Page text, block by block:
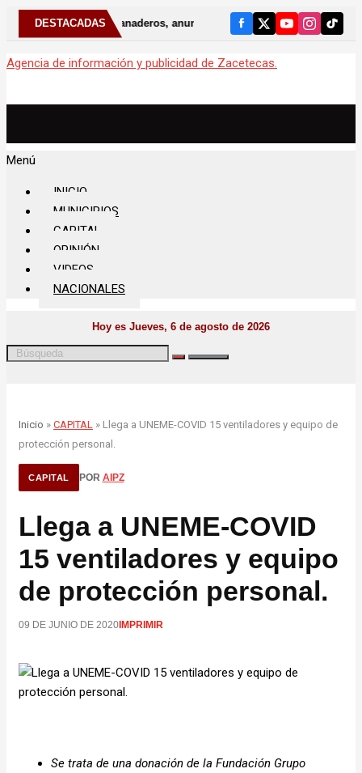
DESTACADAS
anuncia Gobernador David Monreal nueva etapa para
Agencia de información y publicidad de Zacetecas.
Menú
INICIO
MUNICIPIOS
CAPITAL
OPINIÓN
VIDEOS
NACIONALES
Hoy es Jueves, 6 de agosto de 2026
Inicio » CAPITAL » Llega a UNEME-COVID 15 ventiladores y equipo de
protección personal.
CAPITAL POR AIPZ
Llega a UNEME-COVID
15 ventiladores y equipo
de protección personal.
09 DE JUNIO DE 2020IMPRIMIR
Se trata de una donación de la Fundación Grupo